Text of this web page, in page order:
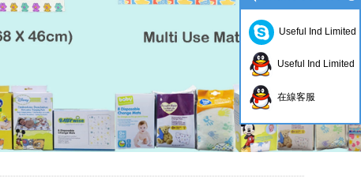
Useful Ind Limited
Useful Ind Limited
在線客服